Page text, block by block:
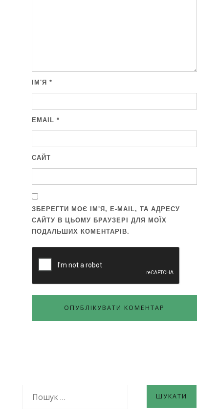
ІМ'Я *
EMAIL *
САЙТ
ЗБЕРЕГТИ МОЄ ІМ'Я, E-MAIL, ТА АДРЕСУ
САЙТУ В ЦЬОМУ БРАУЗЕРІ ДЛЯ МОЇХ
ПОДАЛЬШИХ КОМЕНТАРІВ.